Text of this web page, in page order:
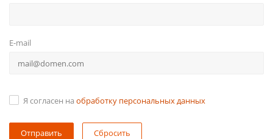
E-mail
Я согласен на обработку персональных данных
Сбросить